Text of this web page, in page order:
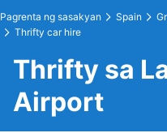
Pagrenta ng sasakyan Spain
Thrifty car hire
Thrifty sa
Airport